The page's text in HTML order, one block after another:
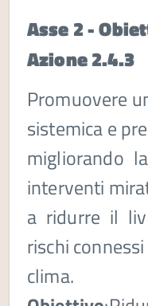
Asse 2 -
Azione 2.4.3
Promuovere
sistemica e
migliorando
interventi
a ridurre il
rischi
clima.